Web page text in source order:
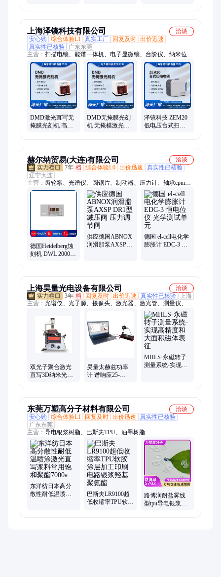
上海泽镜科技有限公司
洽谈
安心购
综合体验L1 真实工厂 回复及时 出价迅速
真实性已核验
广东东莞
主营： 扫描电镜、能谱一体机、电子显微镜、台阶仪、纳米位移
台、扫描电子显微镜、二位材料转移台、低温探针台、电子束光
刻机、扫描隧道显微镜、光刻机、光栅尺、SEM原位
DMD激光直写无
掩膜光刻机 高校
DMD无掩膜光刻
机 无掩模激光直
泽镜科技 ZEM20
低电压台式扫描
赫尔纳贸易(大连)有限公司
洽谈
7年 档 综合体验L0 出价迅速
真实性已核验
辽宁大连
主营： 齿轮泵、光谱仪、圆锯片、制动器、压力计、轴承cpm、
清洗膏、绞肉刀、气动阀、高温阀、减速机、齿轮箱、电动泵、
电磁阀、止回阀、平衡阀、尿素阀、润滑块、弹簧夹、密封圈、
增压器、sav电磁、输胶管、传感器、排气阀
德国Heidelberg蚀
刻机 DWL 2000
供应德国ABNOX
润滑脂泵AXSP
德国 el-cell电化学
膨胀计 EDC-3 恒
上海昊量光电设备有限公司
洽谈
3年 档 回复及时 出价迅速 真实性已核验
上海
主营： 光谱仪、光子源、摄像头、激光器、激光管、测量仪、采
集卡、放大器、单色仪、护目镜、传感器、扫描镜、超稳腔、增
强器、滤光片、成像仪、功率计、光纤束、示波器、鉴相器、探
测器、磁强计、相位计、照度计、检测仪
双光子聚合激光
直写3D纳米光刻
昊量太赫兹功率
计 谱响应25-
MHLS-永磁转子
测量系统-实现高
东莞万塑高分子材料有限公司
洽谈
安心购
综合体验L1 回复及时 出价迅速
真实性已核验
广东东莞
主营： 导电银浆树脂、巴斯夫TPU、油墨树脂
东洋纺日本高分
散性耐低温喷涂
巴斯夫LR9100超
低收缩率TPU软胶
路博润耐盐雾线
型tpu导电银浆熔